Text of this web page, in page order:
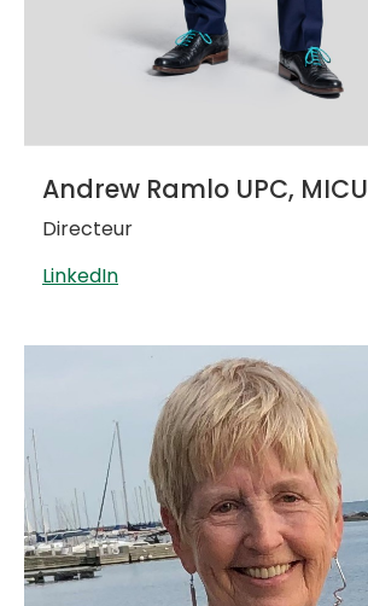
Andrew Ramlo UPC, MICU
Directeur
LinkedIn